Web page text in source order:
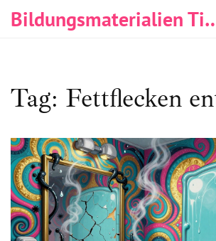
Tag: Fettflecken